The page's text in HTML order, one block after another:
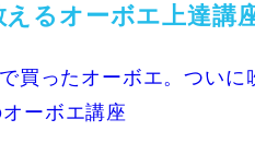
えるオーボエ上達講
買ったオーボエ。ついに
ーボエ講座